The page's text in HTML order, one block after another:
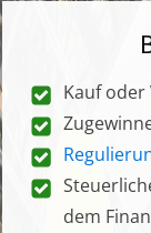
Kauf
dem